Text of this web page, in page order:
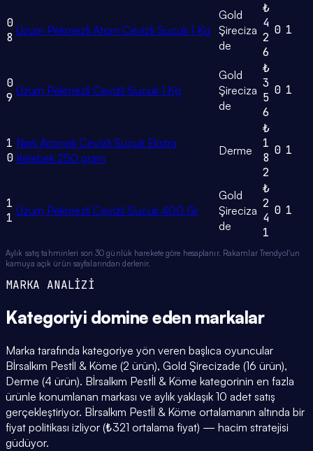
0
8 Üzüm Pekmezli Atom Cevizli Sucuk 1 Kg
Gold
Şireciza
de
₺
4
2
6
0 1
0
9 Üzüm Pekmezli Cevizli Sucuk 1 Kg
Gold
Şireciza
de
₺
3
5
6
0 1
1
0
Narlı Aromalı Cevizli Sucuk Ekstra
Kelebek 250 gram
Derme
₺
1
8
2
0 1
1
1 Üzüm Pekmezli Cevizli Sucuk 400 Gr
Gold
Şireciza
de
₺
2
4
1
0 1
Aylık satış tahminleri son 30 günlük harekete göre hesaplanır. Rakamlar Trendyol'un
kamuya açık ürün sayfalarından derlenir.
MARKA ANALİZİ
Kategoriyi domine eden markalar
Marka tarafında kategoriye yön veren başlıca oyuncular
Bİrsalkım Pestİl & Köme (2 ürün), Gold Şirecizade (16 ürün),
Derme (4 ürün). Bİrsalkım Pestİl & Köme kategorinin en fazla
ürünle konumlanan markası ve aylık yaklaşık 10 adet satış
gerçekleştiriyor. Bİrsalkım Pestİl & Köme ortalamanın altında bir
fiyat politikası izliyor (₺321 ortalama fiyat) — hacim stratejisi
güdüyor.